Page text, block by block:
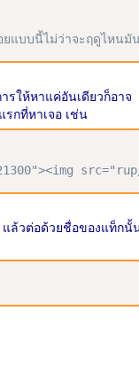
แบบนี้ไม่ว่าจะฤดูไหน
รให้หาแค่อันเดียวก็อาจ
กที่หาเจอ เช่น
ล้วต่อด้วยชื่อของแท็กนั้